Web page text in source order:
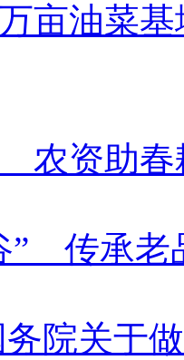
亩油菜
农资助春
” 传承老
院关于